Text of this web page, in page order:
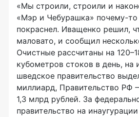
«Мы строили, строили и
«Мэр и Чебурашка» почему-то
покраснел. Иващенко решил,
маловато, и сообщил
Очистные рассчитаны на
кубометров стоков в день, на
шведское правительство
миллиард, Правительство РФ
1,3 млрд рублей. За
правительство на